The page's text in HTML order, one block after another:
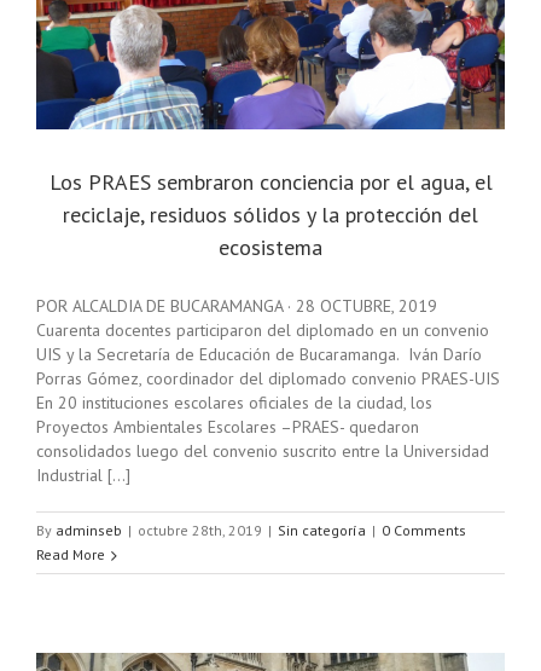
Los PRAES sembraron conciencia por el agua, el
reciclaje, residuos sólidos y la protección del
ecosistema
POR ALCALDIA DE BUCARAMANGA · 28 OCTUBRE, 2019
Cuarenta docentes participaron del diplomado en un convenio
UIS y la Secretaría de Educación de Bucaramanga. Iván Darío
Porras Gómez, coordinador del diplomado convenio PRAES-UIS
En 20 instituciones escolares oficiales de la ciudad, los
Proyectos Ambientales Escolares –PRAES- quedaron
consolidados luego del convenio suscrito entre la Universidad
Industrial [...]
By adminseb | octubre 28th, 2019 | Sin categoría | 0 Comments
Read More